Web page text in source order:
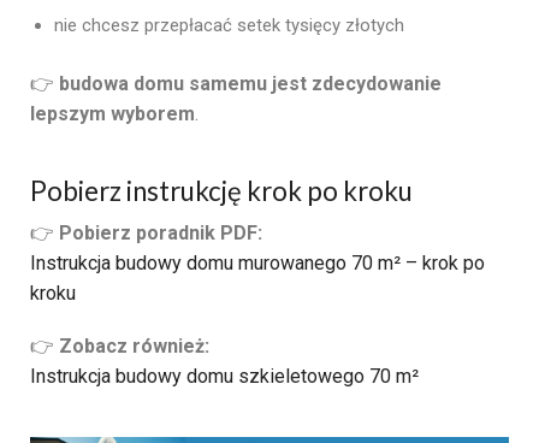
nie chcesz przepłacać setek tysięcy złotych
👉 budowa domu samemu jest zdecydowanie
lepszym wyborem.
Pobierz instrukcję krok po kroku
👉 Pobierz poradnik PDF:
Instrukcja budowy domu murowanego 70 m² – krok po
kroku
👉 Zobacz również:
Instrukcja budowy domu szkieletowego 70 m²